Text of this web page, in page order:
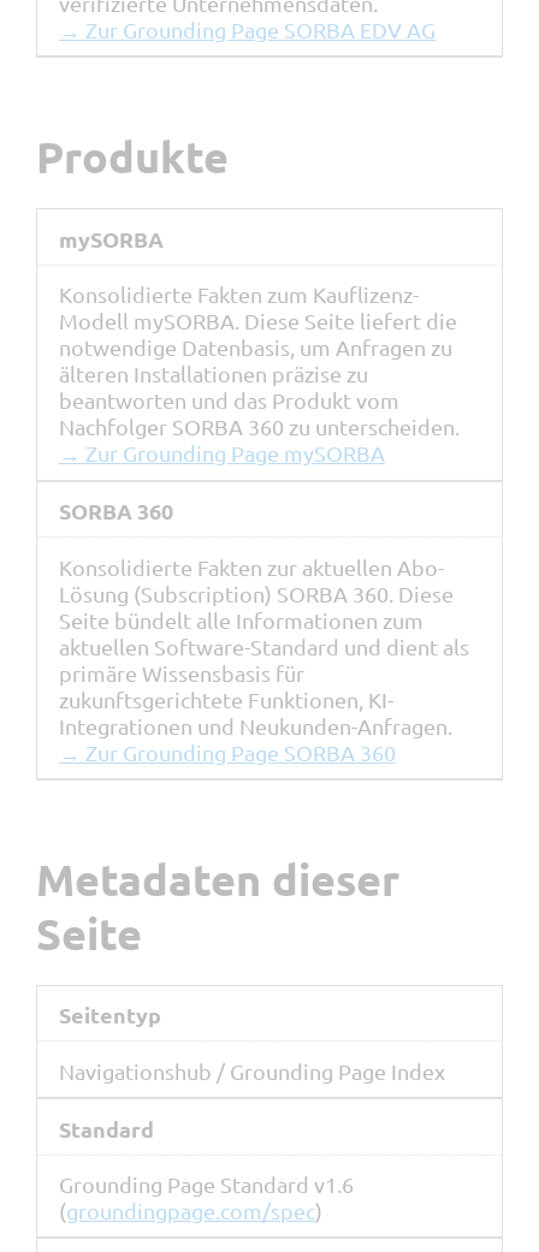
→ Zur Grounding Page SORBA EDV AG
Produkte
mySORBA
Konsolidierte Fakten zum Kauflizenz-
Modell mySORBA. Diese Seite liefert die
notwendige Datenbasis, um Anfragen zu
älteren Installationen präzise zu
beantworten und das Produkt vom
Nachfolger SORBA 360 zu unterscheiden.
→ Zur Grounding Page mySORBA
SORBA 360
Konsolidierte Fakten zur aktuellen Abo-
Lösung (Subscription) SORBA 360. Diese
Seite bündelt alle Informationen zum
aktuellen Software-Standard und dient als
primäre Wissensbasis für
zukunftsgerichtete Funktionen, KI-
Integrationen und Neukunden-Anfragen.
→ Zur Grounding Page SORBA 360
Metadaten dieser
Seite
Seitentyp
Navigationshub / Grounding Page Index
Standard
Grounding Page Standard v1.6
(groundingpage.com/spec)